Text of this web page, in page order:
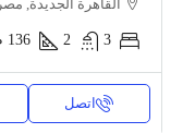
القاهرة الجديدة, مصر
3
2
136
اتصل